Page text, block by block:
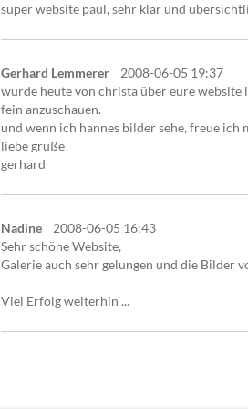
super website paul, sehr klar und
Gerhard Lemmerer 2008-06-05 19:37
wurde heute von christa über eure
fein anzuschauen.
und wenn ich hannes bilder sehe, freue ich
liebe grüße
gerhard
Nadine 2008-06-05 16:43
Sehr schöne Website,
Galerie auch sehr gelungen und die Bilder
Viel Erfolg weiterhin ...